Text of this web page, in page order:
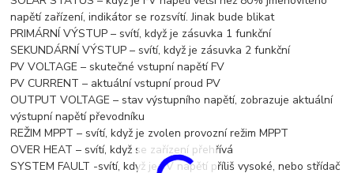
napětí zařízení, indikátor se rozsvítí. Jinak bude blikat
PRIMÁRNÍ VÝSTUP – svítí, když je zásuvka 1 funkční
SEKUNDÁRNÍ VÝSTUP – svítí, když je zásuvka 2 funkční
PV VOLTAGE – skutečné vstupní napětí FV
PV CURRENT – aktuální vstupní proud PV
OUTPUT VOLTAGE – stav výstupního napětí, zobrazuje aktuální
výstupní napětí převodníku
REŽIM MPPT – svítí, když je zvolen provozní režim MPPT
OVER HEAT – svítí, když se zařízení přehřívá
SYSTEM FAULT -svítí, když je FV napětí příliš vysoké, nebo střídač